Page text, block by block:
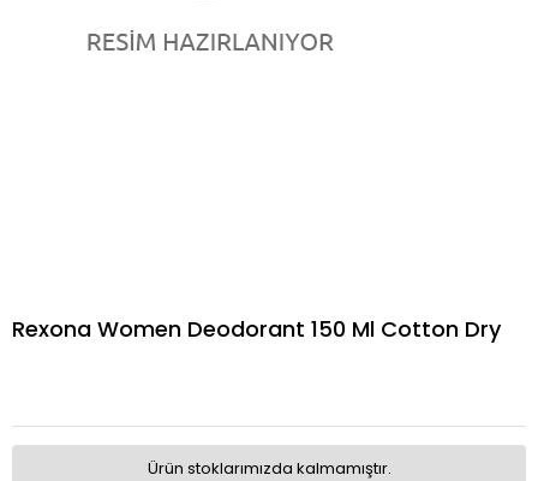
Rexona Women Deodorant 150 Ml Cotton Dry
Ürün stoklarımızda kalmamıştır.